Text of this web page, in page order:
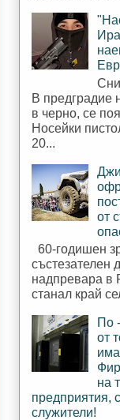
В предградие
в черно, се
Носейки
20...
от
60-годишен
състезателен
надпревара в
станал край
По
от
на
предприятия,
служители!